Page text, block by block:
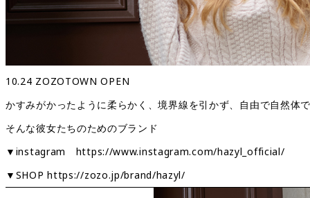
10.24 ZOZOTOWN OPEN
かすみがかったように柔らかく、境界線を引かず、自由で自然体
そんな彼女たちのためのブランド
▼instagram https://www.instagram.com/hazyl_official/
▼SHOPhttps://zozo.jp/brand/hazyl/